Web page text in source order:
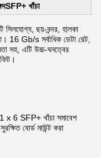
SFP+ খাঁচা
ছয়-বন্দর, হালকা
16 Gb/s সর্বাধিক ডেটা রেট,
সহ, এটি উচ্চ-ঘনত্বের
x 6 SFP+ খাঁচা সমাবেশ
বোর্ড মাউন্ট করা